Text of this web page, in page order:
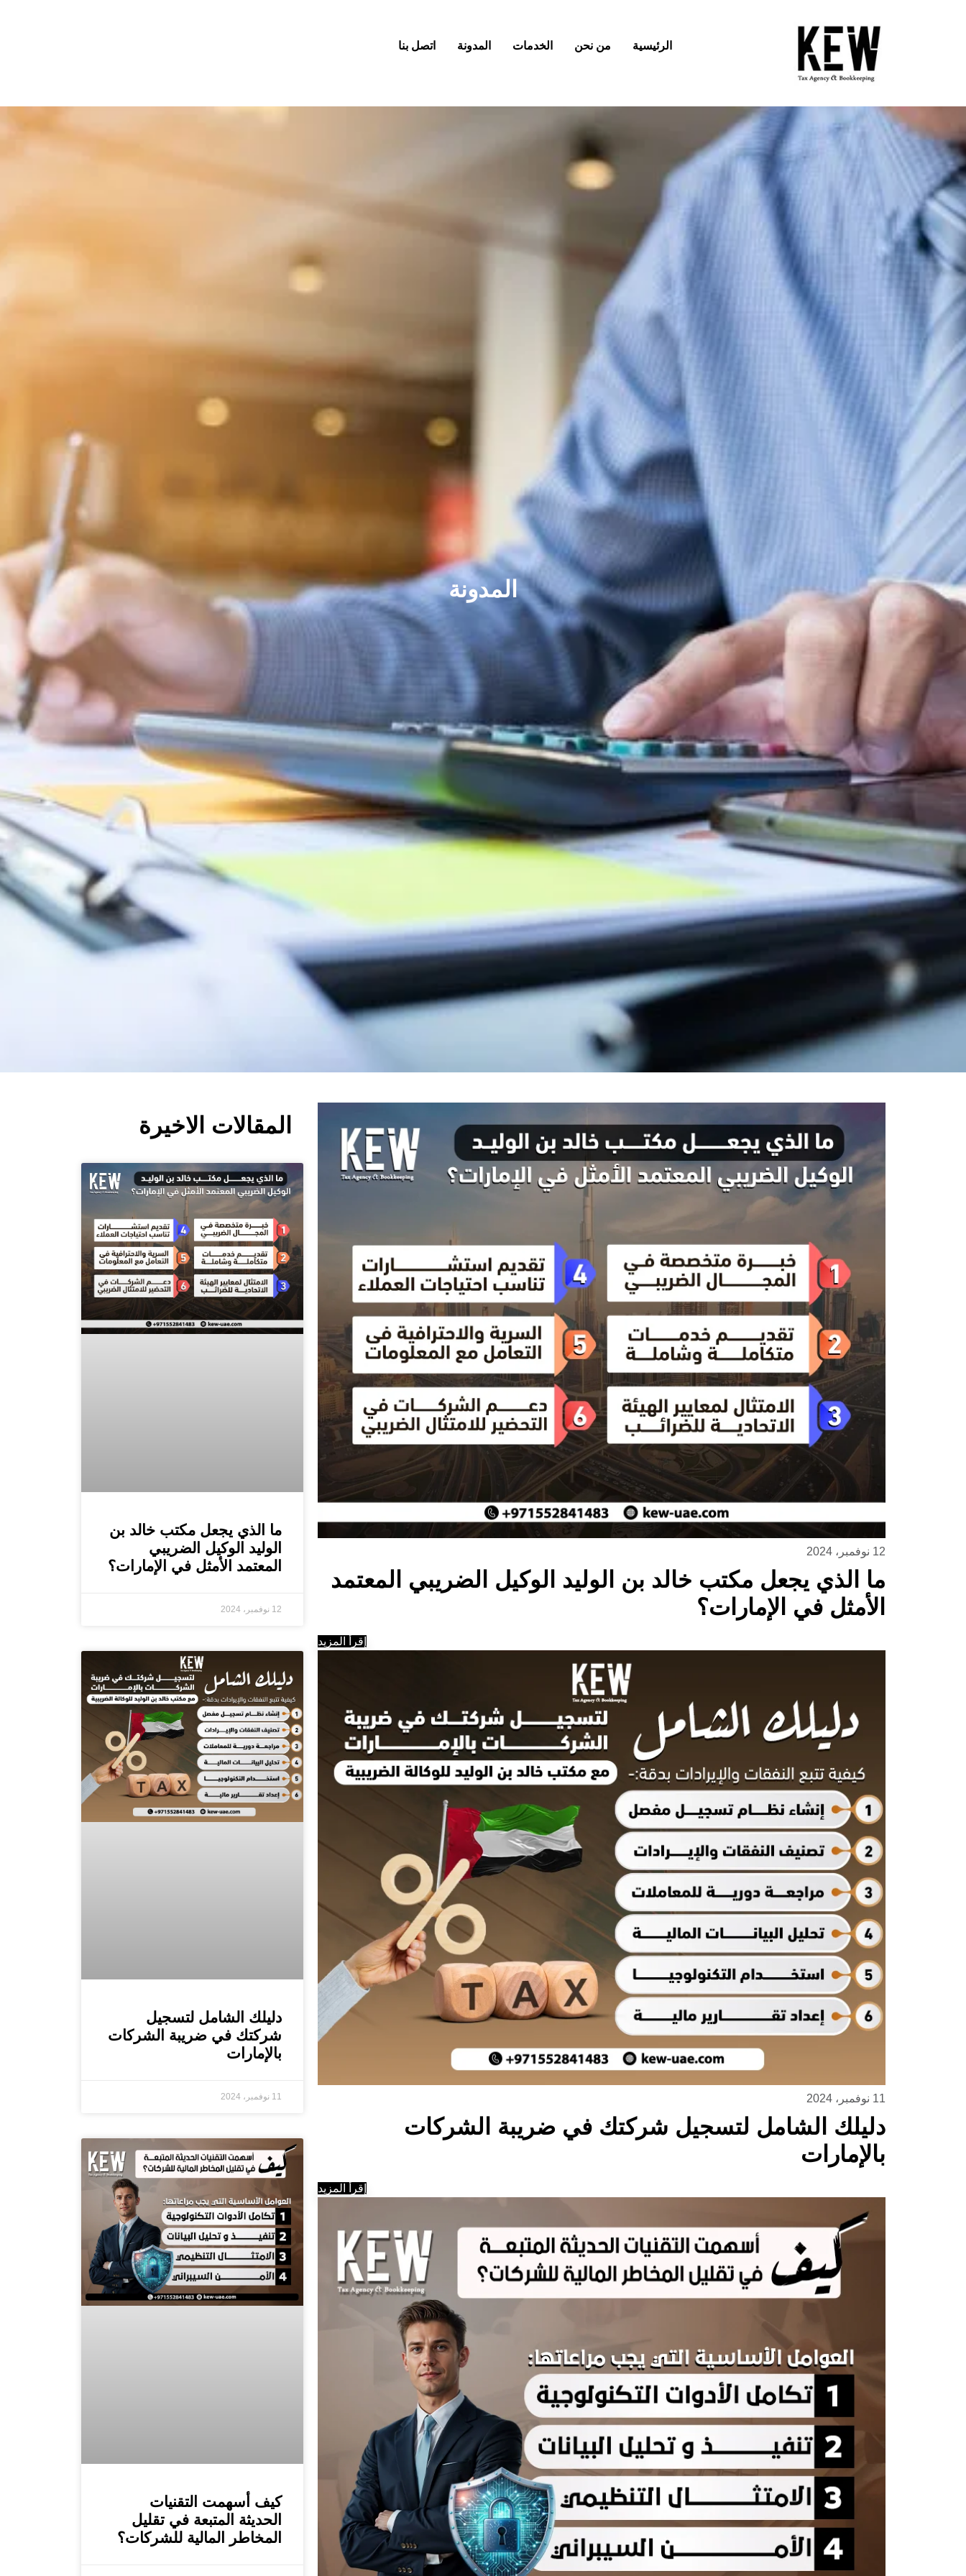
الرئيسية من نحن الخدمات المدونة اتصل بنا
المدونة
12 نوفمبر، 2024
ما الذي يجعل مكتب خالد بن الوليد الوكيل الضريبي المعتمد
الأمثل في الإمارات؟
إقرأ المزيد
11 نوفمبر، 2024
دليلك الشامل لتسجيل شركتك في ضريبة الشركات
بالإمارات
إقرأ المزيد
المقالات الاخيرة
ما الذي يجعل مكتب خالد بن
الوليد الوكيل الضريبي
المعتمد الأمثل في الإمارات؟
12 نوفمبر، 2024
دليلك الشامل لتسجيل
شركتك في ضريبة الشركات
بالإمارات
11 نوفمبر، 2024
كيف أسهمت التقنيات
الحديثة المتبعة في تقليل
المخاطر المالية للشركات؟